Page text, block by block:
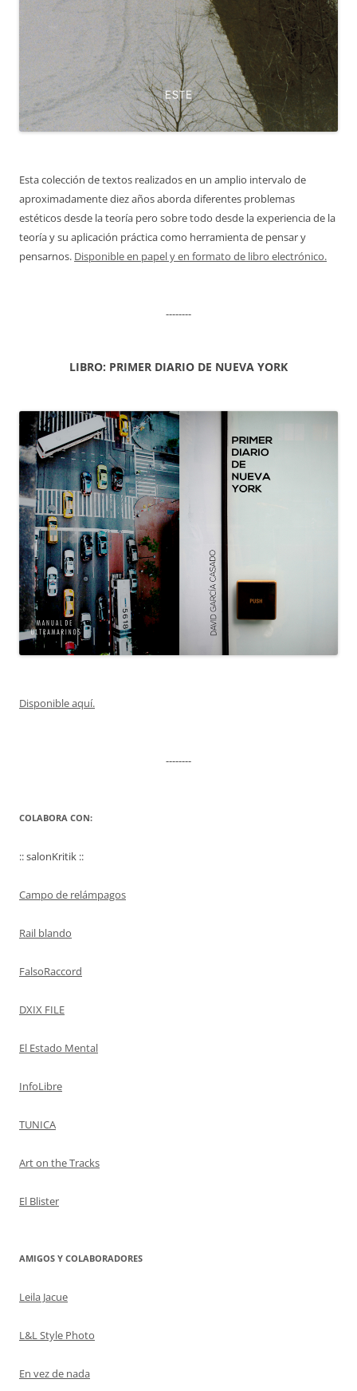
Esta colección de textos realizados en un amplio intervalo de
aproximadamente diez años aborda diferentes problemas
estéticos desde la teoría pero sobre todo desde la experiencia de la
teoría y su aplicación práctica como herramienta de pensar y
pensarnos. Disponible en papel y en formato de libro electrónico.
--------
LIBRO: PRIMER DIARIO DE NUEVA YORK
Disponible aquí.
--------
COLABORA CON:
:: salonKritik ::
Campo de relámpagos
Rail blando
FalsoRaccord
DXIX FILE
El Estado Mental
InfoLibre
TUNICA
Art on the Tracks
El Blister
AMIGOS Y COLABORADORES
Leila Jacue
L&L Style Photo
En vez de nada